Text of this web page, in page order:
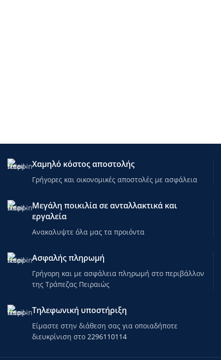
Χαμηλό κόστος αποστολής
Γρήγορες και οικονομικές αποστολές με ασφάλεια
Μεγάλη ποικιλία σε ανταλλακτικά και
εργαλεία
Ανακαλυψτε όλα μας τα προιόντα
Ασφαλής πληρωμή
Γρήγορη και με ασφάλεια πληρωμή στο περιβάλλον
της Τράπεζας Πειραιώς
Τηλεφωνική υποστήριξη
Είμαστε στην διάθεση σας για οποιαδήποτε
διευκρίνιση στο 2296110114